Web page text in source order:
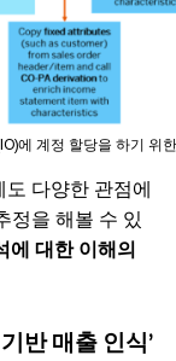
에 계정 할당을 하기 위
다양한 관점에
정을 해볼 수 있
에 대한 이해의
반 매출 인식’